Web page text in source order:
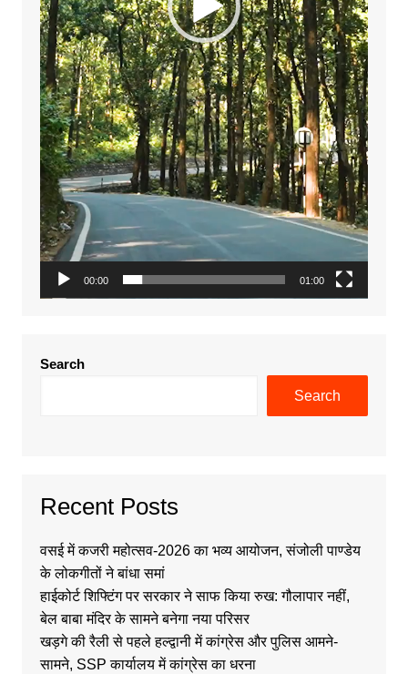
00:00 01:00
Search
Search
Recent Posts
वसई में कजरी महोत्सव-2026 का भव्य आयोजन, संजोली पाण्डेय
के लोकगीतों ने बांधा समां
हाईकोर्ट शिफ्टिंग पर सरकार ने साफ किया रुख: गौलापार नहीं,
बेल बाबा मंदिर के सामने बनेगा नया परिसर
खड़गे की रैली से पहले हल्द्वानी में कांग्रेस और पुलिस आमने-
सामने, SSP कार्यालय में कांग्रेस का धरना